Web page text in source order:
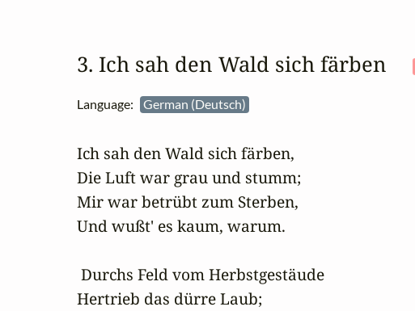
3. Ich sah den Wald sich färben
Language: German (Deutsch)
Ich sah den Wald sich färben,
Die Luft war grau und stumm;
Mir war betrübt zum Sterben,
Und wußt' es kaum, warum.
Durchs Feld vom Herbstgestäude
Hertrieb das dürre Laub;